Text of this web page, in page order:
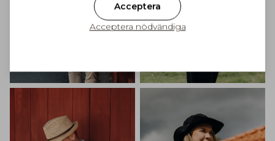
Acceptera
Acceptera nödvändiga